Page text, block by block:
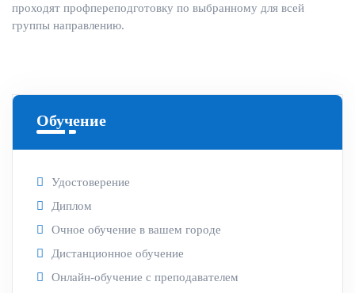
проходят профпереподготовку по выбранному для всей
группы направлению.
Обучение
Удостоверение
Диплом
Очное обучение в вашем городе
Дистанционное обучение
Онлайн-обучение с преподавателем